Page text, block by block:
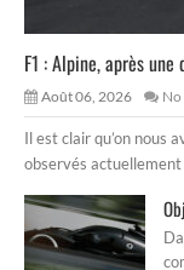
F1 : Alpine, après une
Août 06, 2026
Il est clair qu’on nous
observés actuellement